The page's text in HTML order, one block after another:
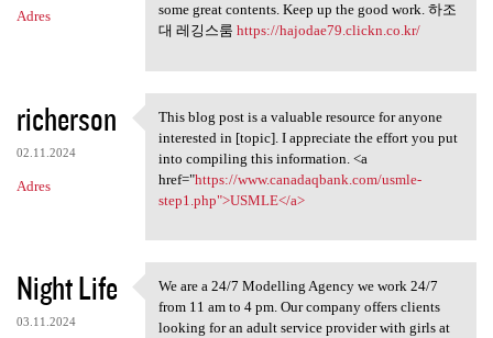
Adres
some great contents. Keep up the good work. 하조
대 레깅스룸 https://hajodae79.clickn.co.kr/
richerson
02.11.2024
Adres
This blog post is a valuable
This blog post is a valuable resource for anyone
interested in [topic]. I appreciate the effort you put
into compiling this information. <a
href="https://www.canadaqbank.com/usmle-
step1.php">USMLE</a>
Night Life
03.11.2024
We are a 24/7 Modelling
We are a 24/7 Modelling Agency we work 24/7
from 11 am to 4 pm. Our company offers clients
looking for an adult service provider with girls at